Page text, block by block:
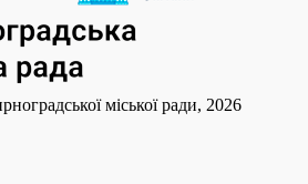
міської ради, 2026